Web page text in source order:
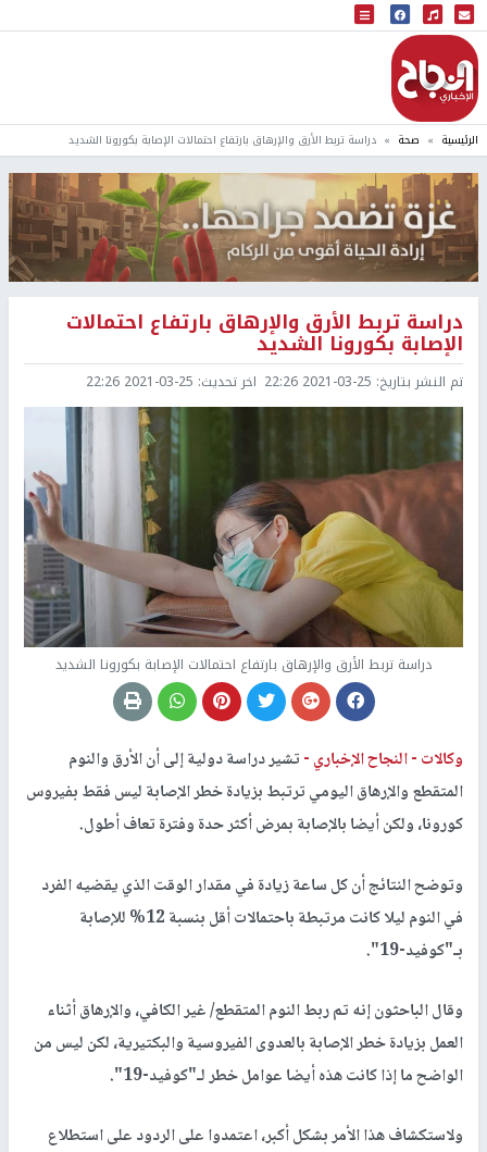
البث المباشر
إذاعة النجاح
الرئيسية صحة دراسة تربط الأرق والإرهاق بارتفاع احتمالات الإصابة بكورونا الشديد
دراسة تربط الأرق والإرهاق بارتفاع احتمالات
الإصابة بكورونا الشديد
تم النشر بتاريخ: 2021-03-25 22:26 اخر تحديث: 2021-03-25 22:26
دراسة تربط الأرق والإرهاق بارتفاع احتمالات الإصابة بكورونا الشديد
وكالات -النجاح الإخباري -تشير دراسة دولية إلى أن الأرق والنوم
المتقطع والإرهاق اليومي ترتبط بزيادة خطر الإصابة ليس فقط بفيروس
كورونا، ولكن أيضا بالإصابة بمرض أكثر حدة وفترة تعاف أطول.
وتوضح النتائج أن كل ساعة زيادة في مقدار الوقت الذي يقضيه الفرد
في النوم ليلا كانت مرتبطة باحتمالات أقل بنسبة 12% للإصابة
بـ"كوفيد-19".
وقال الباحثون إنه تم ربط النوم المتقطع/ غير الكافي، والإرهاق أثناء
العمل بزيادة خطر الإصابة بالعدوى الفيروسية والبكتيرية، لكن ليس من
الواضح ما إذا كانت هذه أيضا عوامل خطر لـ"كوفيد-19".
ولاستكشاف هذا الأمر بشكل أكبر، اعتمدوا على الردود على استطلاع